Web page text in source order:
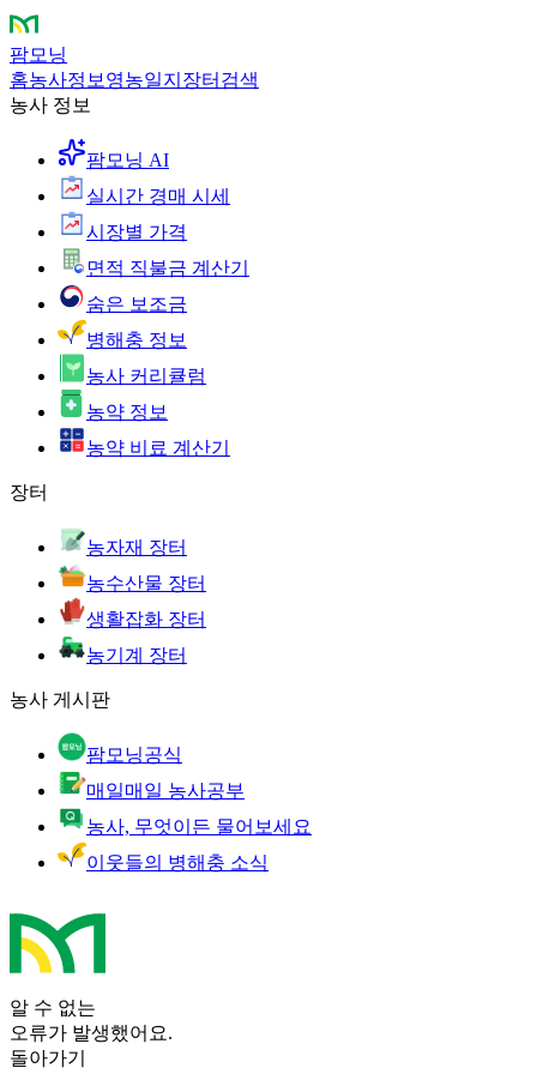
팜모닝
홈농사정보 영농일지 장터 검색
농사 정보
팜모닝 AI
실시간 경매 시세
시장별 가격
면적 직불금 계산기
숨은 보조금
병해충 정보
농사 커리큘럼
농약 정보
농약 비료 계산기
장터
농자재 장터
농수산물 장터
생활잡화 장터
농기계 장터
농사 게시판
팜모닝공식
매일매일 농사공부
농사, 무엇이든 물어보세요
이웃들의 병해충 소식
알 수 없는
오류가 발생했어요.
돌아가기